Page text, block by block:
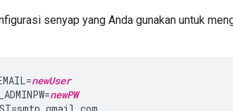
senyap yang Anda gunakan untuk
newUser
newPW